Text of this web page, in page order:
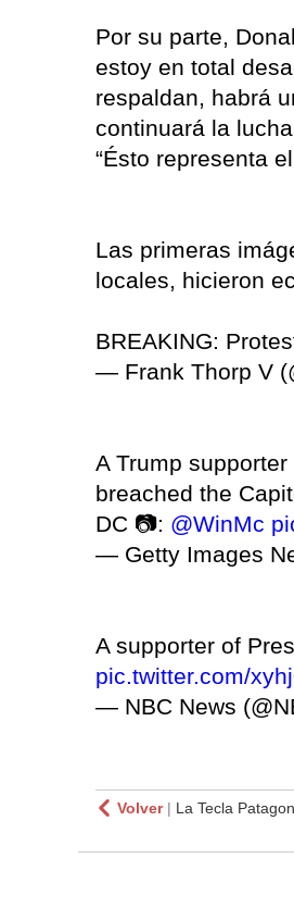
Por su parte,
estoy en total
respaldan, habrá
continuará la
“Ésto representa
Las primeras
locales, hicieron
BREAKING:
— Frank Thorp V
A Trump
breached the
DC 📷: @WinMc
— Getty Images
A supporter of
pic.twitter.com/
— NBC News
Volver| La Tecla